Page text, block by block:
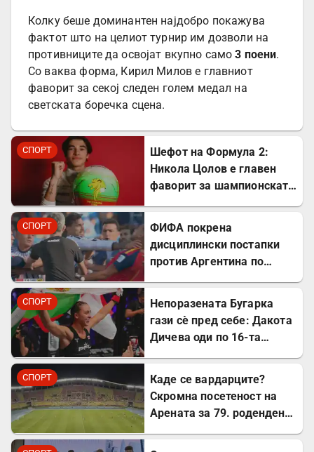
Колку беше доминантен најдобро покажува
фактот што на целиот турнир им дозволи на
противниците да освојат вкупно само3 поени.
Со ваква форма, Кирил Милов е главниот
фаворит за секој следен голем медал на
светската боречка сцена.
СПОРТ
Шефот на Формула 2:
Никола Цолов е главен
фаворит за шампионската
СПОРТ
ФИФА покрена
дисциплински постапки
против Аргентина по
СПОРТ
Непоразената Бугарка
гази сè пред себе: Дакота
Дичева оди по 16-та
СПОРТ
Каде се вардарците?
Скромна посетеност на
Арената за 79. роденден